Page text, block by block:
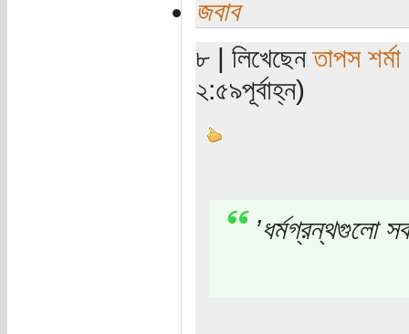
জবাব
৮ | লিখেছেনতাপস শর্মা
২:৫৯পূর্বাহ্ন)
’ধর্মগ্রন্থগুলো